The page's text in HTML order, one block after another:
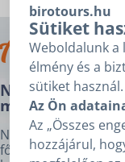
birotours.hu
Sütiket
Weboldalunk a
élmény és a
sütiket használ.
Az Ön
Az „Összes
hozzájárul,
GYENESDIÁS
HÉVÍZ
KESZTHELY
Nádvirág
medencével és
Nádfedeles, önálló
főnek: medence,
ÉRKEZÉS*
TÁVOZÁS*
Nem tudom az